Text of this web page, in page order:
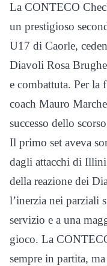
La CONTECO
un prestigioso
U17 di Caorle,
Diavoli Rosa
e combattuta. Per la
coach Mauro
successo dello
Il primo set aveva
dagli attacchi di
della reazione dei
l’inerzia nei parziali
servizio e a una
gioco. La
sempre in partita,